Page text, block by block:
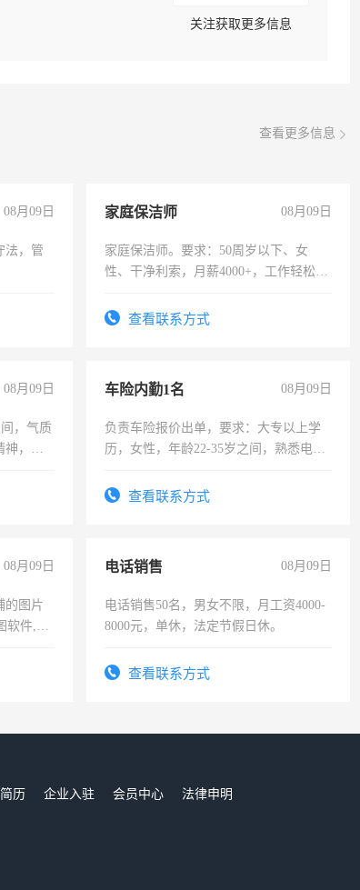
关注获取更多信息
查看更多信息
08月09日
法，管
家庭保洁师 08月09日
家庭保洁师。要求：50周岁以下、女
性、干净利索，月薪4000+，工作轻松，
太太等。查看联系方式
08月09日
，气质
神，有
车险内勤1名 08月09日
负责车险报价出单，要求：大专以上学
历，女性，年龄22-35岁之间，熟悉电脑
试用期1-3个月，转正后交纳五险，
查看联系方式
08月09日
的图片
软件,工
电话销售 08月09日
电话销售50名，男女不限，月工资4000-
8000元，单休，法定节假日休。
查看联系方式
历 企业入驻 会员中心
法律申明